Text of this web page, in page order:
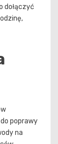
dołączyć
poprawy
na